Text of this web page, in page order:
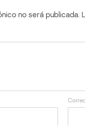
no será publicada.